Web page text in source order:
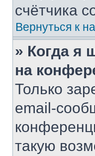
счётчика
Вернуться к
» Когда я
на
Только
email-
такую